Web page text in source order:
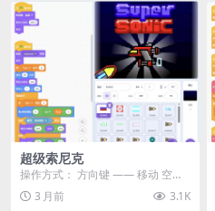
超级索尼克
操作方式： 方向键 —— 移动 空
格 —— 射击 游戏玩法： 躲避导弹
收集强化...
3 月前 3.1K